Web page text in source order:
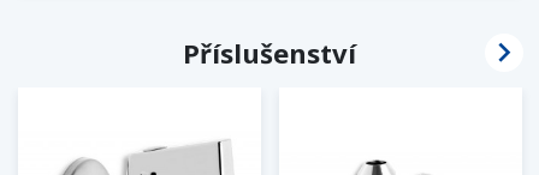
Příslušenství 